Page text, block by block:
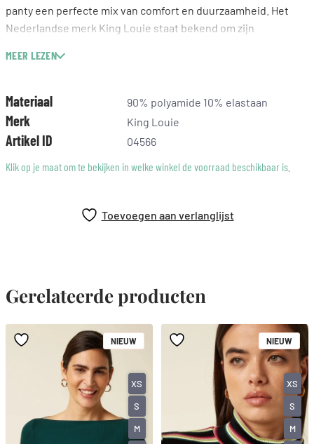
panty een perfecte mix van comfort en duurzaamheid. Het
Nederlandse merk King Louie staat bekend om zijn
maat S/M is geschikt voor kledingmaat 34-38 en is een ideale
toevoeging aan haar garderobe.
MEER LEZEN
Materiaal 90% polyamide 10% elastaan
Merk King Louie
Artikel ID
04566
Klik op je maat om te bekijken in welke winkel de voorraad beschikbaar is.
Toevoegen aan verlanglijst
Gerelateerde producten
NIEUW
XS
S
M
NIEUW
XS
S
M